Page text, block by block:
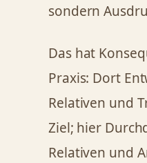
sondern
Das hat
Praxis: Dort
Relativen und
Ziel; hier
Relativen und